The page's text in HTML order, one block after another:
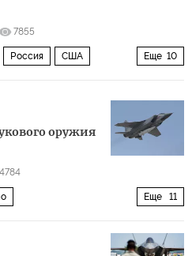
7855
Еще 10
Россия США
оружия
Еще 11